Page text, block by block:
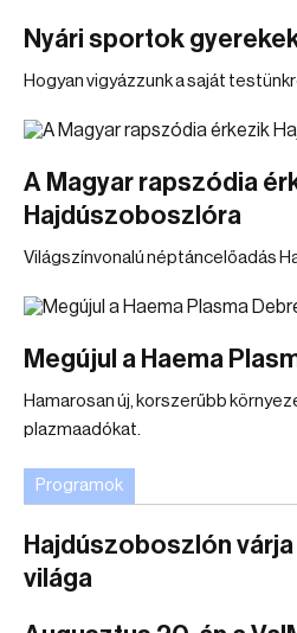
Nyári sportok
Hogyan vigyázzunk a saját
A Magyar rapszódia
Hajdúszoboszlóra
Világszínvonalú néptáncelőadás
Megújul a Haema
Hamarosan új, korszerűbb
plazmaadókat.
Programok
Hajdúszoboszlón
világa